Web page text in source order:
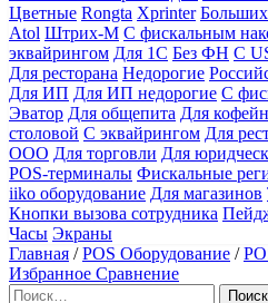
Цветные Rongta Xprinter Больших
Atol Штрих-М С фискальным
эквайрингом Для 1С Без ФН С
Для ресторана Недорогие
Для ИП Для ИП недорогие С
Эватор Для общепита Для
столовой С эквайрингом Для
ООО Для торговли Для
POS-терминалы Фискальные
iiko оборудование Для магазинов
Кнопки вызова сотрудника
Часы Экраны
Главная /POS Оборудование /
Избранное Сравнение
Найти: